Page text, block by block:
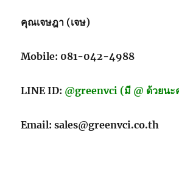
คุณเจษฎา (เจษ)
Mobile: 081-042-4988
LINE ID: @greenvci (มี @ ด้วยนะ
Email: sales@greenvci.co.th